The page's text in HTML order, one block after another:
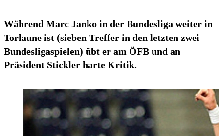
Während Marc Janko in der Bundesliga weiter in
Torlaune ist (sieben Treffer in den letzten zwei
Bundesligaspielen) übt er am ÖFB und an
Präsident Stickler harte Kritik.